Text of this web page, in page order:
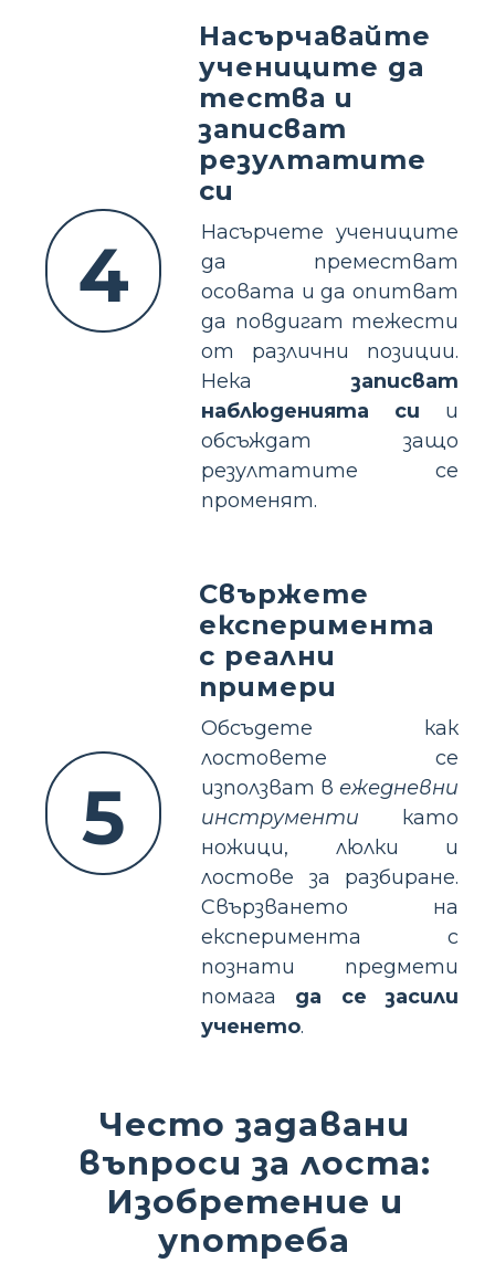
4
Насърчавайте
учениците да
тества и
записват
резултатите
си
Насърчете учениците
да преместват
осовата и да опитват
да повдигат тежести
от различни позиции.
Нека записват
наблюденията си и
обсъждат защо
резултатите се
променят.
5
Свържете
експеримента
с реални
примери
Обсъдете как
лостовете се
използват в ежедневни
инструменти като
ножици, люлки и
лостове за разбиране.
Свързването на
експеримента с
познати предмети
помага да се засили
ученето.
Често задавани
въпроси за лоста:
Изобретение и
употреба